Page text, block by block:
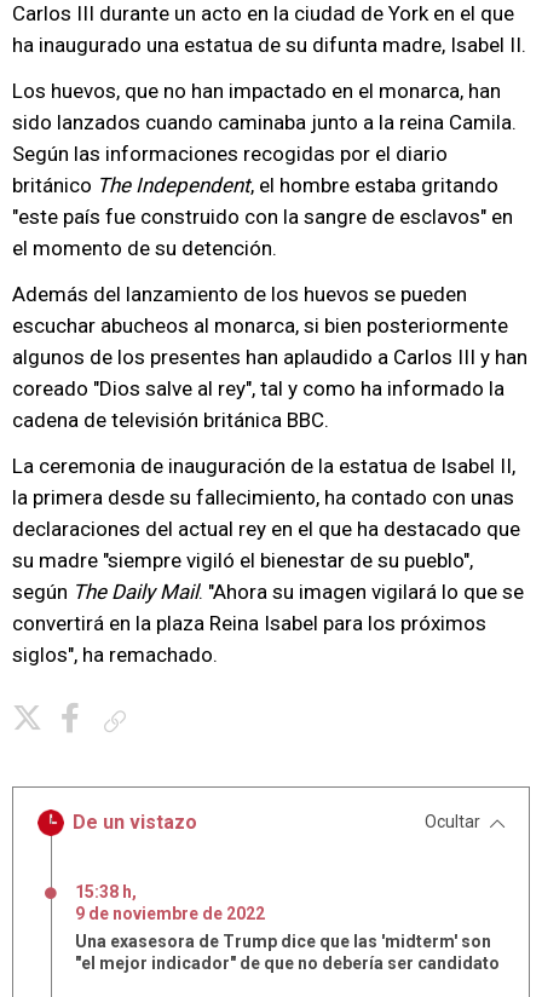
Carlos III durante un acto en la ciudad de York en el que
ha inaugurado una estatua de su difunta madre, Isabel II.
Los huevos, que no han impactado en el monarca, han
sido lanzados cuando caminaba junto a la reina Camila.
Según las informaciones recogidas por el diario
británico The Independent, el hombre estaba gritando
"este país fue construido con la sangre de esclavos" en
el momento de su detención.
Además del lanzamiento de los huevos se pueden
escuchar abucheos al monarca, si bien posteriormente
algunos de los presentes han aplaudido a Carlos III y han
coreado "Dios salve al rey", tal y como ha informado la
cadena de televisión británica BBC.
La ceremonia de inauguración de la estatua de Isabel II,
la primera desde su fallecimiento, ha contado con unas
declaraciones del actual rey en el que ha destacado que
su madre "siempre vigiló el bienestar de su pueblo",
según The Daily Mail. "Ahora su imagen vigilará lo que se
convertirá en la plaza Reina Isabel para los próximos
siglos", ha remachado.
De un vistazo Ocultar
15:38 h,
9 de noviembre de 2022
Una exasesora de Trump dice que las 'midterm' son
"el mejor indicador" de que no debería ser candidato